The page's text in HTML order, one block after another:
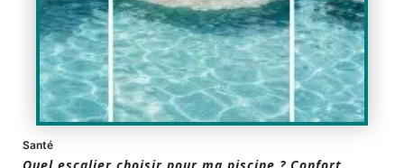
Santé
Quel escalier choisir pour ma piscine ? Confort,